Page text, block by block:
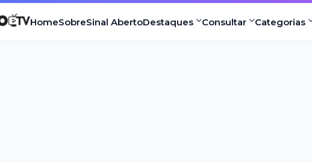
HomeSobreSinal AbertoDestaques Consultar Categorias